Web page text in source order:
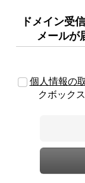
ドメイン受
メールが
個人情報の
クボック